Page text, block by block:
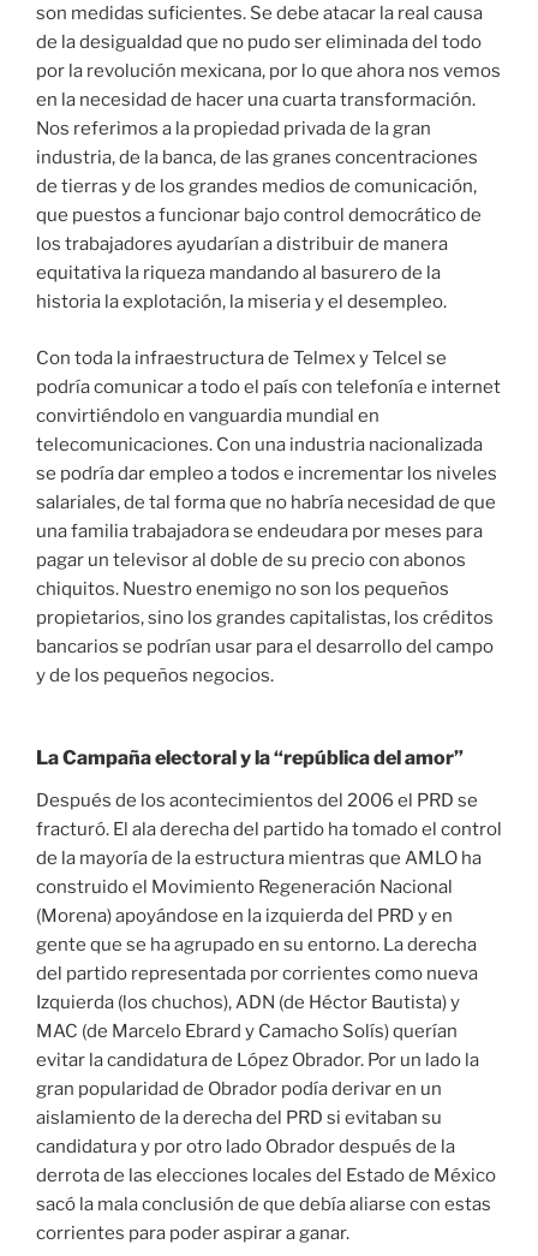
son medidas suficientes. Se debe atacar la real causa
de la desigualdad que no pudo ser eliminada del todo
por la revolución mexicana, por lo que ahora nos vemos
en la necesidad de hacer una cuarta transformación.
Nos referimos a la propiedad privada de la gran
industria, de la banca, de las granes concentraciones
de tierras y de los grandes medios de comunicación,
que puestos a funcionar bajo control democrático de
los trabajadores ayudarían a distribuir de manera
equitativa la riqueza mandando al basurero de la
historia la explotación, la miseria y el desempleo.
Con toda la infraestructura de Telmex y Telcel se
podría comunicar a todo el país con telefonía e internet
convirtiéndolo en vanguardia mundial en
telecomunicaciones. Con una industria nacionalizada
se podría dar empleo a todos e incrementar los niveles
salariales, de tal forma que no habría necesidad de que
una familia trabajadora se endeudara por meses para
pagar un televisor al doble de su precio con abonos
chiquitos. Nuestro enemigo no son los pequeños
propietarios, sino los grandes capitalistas, los créditos
bancarios se podrían usar para el desarrollo del campo
y de los pequeños negocios.
La Campaña electoral y la “república del amor”
Después de los acontecimientos del 2006 el PRD se
fracturó. El ala derecha del partido ha tomado el control
de la mayoría de la estructura mientras que AMLO ha
construido el Movimiento Regeneración Nacional
(Morena) apoyándose en la izquierda del PRD y en
gente que se ha agrupado en su entorno. La derecha
del partido representada por corrientes como nueva
Izquierda (los chuchos), ADN (de Héctor Bautista) y
MAC (de Marcelo Ebrard y Camacho Solís) querían
evitar la candidatura de López Obrador. Por un lado la
gran popularidad de Obrador podía derivar en un
aislamiento de la derecha del PRD si evitaban su
candidatura y por otro lado Obrador después de la
derrota de las elecciones locales del Estado de México
sacó la mala conclusión de que debía aliarse con estas
corrientes para poder aspirar a ganar.